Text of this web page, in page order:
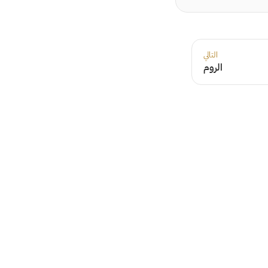
التالي
الروم